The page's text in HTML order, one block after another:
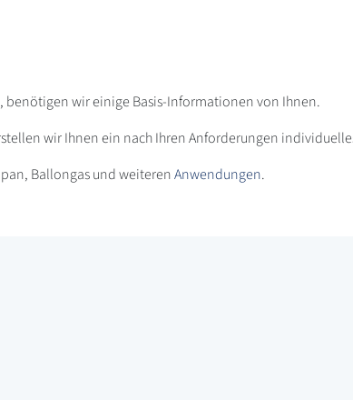
wir einige Basis-Informationen von Ihnen.
wir Ihnen ein nach Ihren Anforderungen
Ballongas und weiterenAnwendungen.